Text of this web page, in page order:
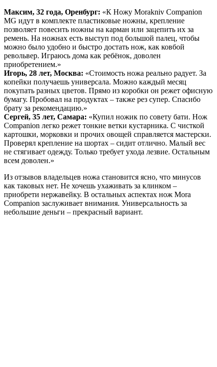
Максим, 32 года, Оренбург: «К Ножу Morakniv Companion
MG идут в комплекте пластиковые ножны, крепление
позволяет повесить ножны на карман или зацепить их за
ремень. На ножнах есть выступ под большой палец, чтобы
можно было удобно и быстро достать нож, как ковбой
револьвер. Играюсь дома как ребёнок, доволен
приобретением.»
Игорь, 28 лет, Москва: «Стоимость ножа реально радует. За
копейки получаешь универсала. Можно каждый месяц
покупать разных цветов. Прямо из коробки он режет офисную
бумагу. Пробовал на продуктах – также рез супер. Спасибо
брату за рекомендацию.»
Сергей, 35 лет, Самара: «Купил ножик по совету бати. Нож
Companion легко режет тонкие ветки кустарника. С чисткой
картошки, морковки и прочих овощей справляется мастерски.
Проверял крепление на шортах – сидит отлично. Малый вес
не стягивает одежду. Только требует ухода лезвие. Остальным
всем доволен.»
Из отзывов владельцев ножа становится ясно, что минусов
как таковых нет. Не хочешь ухаживать за клинком –
приобрети нержавейку. В остальных аспектах нож Mora
Companion заслуживает внимания. Универсальность за
небольшие деньги – прекрасный вариант.